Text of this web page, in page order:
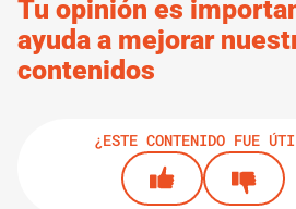
Tu opinión es
ayuda a mejorar
contenidos
¿ESTE CONTENIDO FUE